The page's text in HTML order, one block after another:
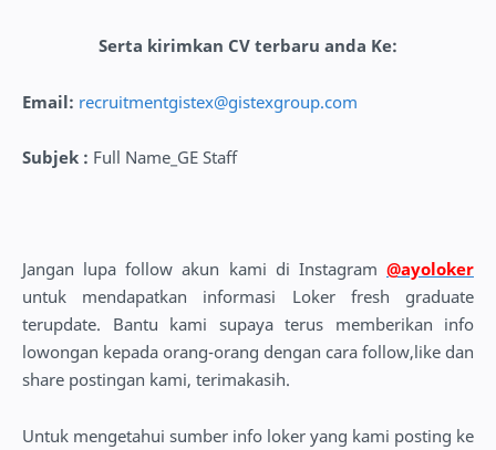
Serta kirimkan CV terbaru anda Ke:
Email: recruitmentgistex@gistexgroup.com
Subjek : Full Name_GE Staff
Jangan lupa follow akun kami di Instagram @ayoloker
untuk mendapatkan informasi Loker fresh graduate
terupdate. Bantu kami supaya terus memberikan info
lowongan kepada orang-orang dengan cara follow,like dan
share postingan kami, terimakasih.
Untuk mengetahui sumber info loker yang kami posting ke